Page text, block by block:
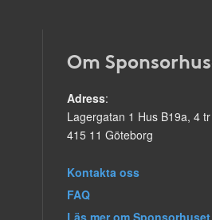
Om
Adress:
Lagergatan 1 Hus B19a, 4 tr
415 11 Göteborg
Kontakta oss
FAQ
Läs mer om Sponsorhuset